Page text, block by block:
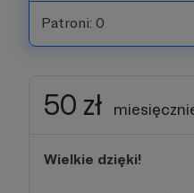
Patroni: 0
50 zł
Wielkie dzięki!